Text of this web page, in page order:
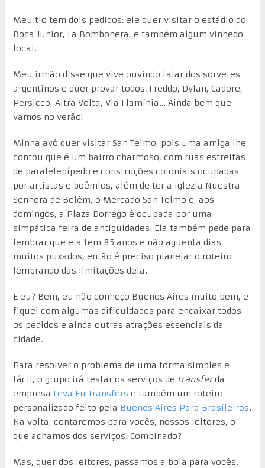
Meu tio tem dois pedidos: ele quer visitar o estádio do
Boca Junior, La Bombonera, e também algum vinhedo
local.
Meu irmão disse que vive ouvindo falar dos sorvetes
argentinos e quer provar todos: Freddo, Dylan, Cadore,
Persicco, Altra Volta, Via Flamínia… Ainda bem que
vamos no verão!
Minha avó quer visitar San Telmo, pois uma amiga lhe
contou que é um bairro charmoso, com ruas estreitas
de paralelepípedo e construções coloniais ocupadas
por artistas e boêmios, além de ter a Iglezia Nuestra
Senhora de Belém, o Mercado San Telmo e, aos
domingos, a Plaza Dorrego é ocupada por uma
simpática feira de antiguidades. Ela também pede para
lembrar que ela tem 85 anos e não aguenta dias
muitos puxados, então é preciso planejar o roteiro
lembrando das limitações dela.
E eu? Bem, eu não conheço Buenos Aires muito bem, e
fiquei com algumas dificuldades para encaixar todos
os pedidos e ainda outras atrações essenciais da
cidade.
Para resolver o problema de uma forma simples e
fácil, o grupo irá testar os serviços de transferda
empresa Leva Eu Transfers e também um roteiro
personalizado feito pela Buenos Aires Para Brasileiros.
Na volta, contaremos para vocês, nossos leitores, o
que achamos dos serviços. Combinado?
Mas, queridos leitores, passamos a bola para vocês.